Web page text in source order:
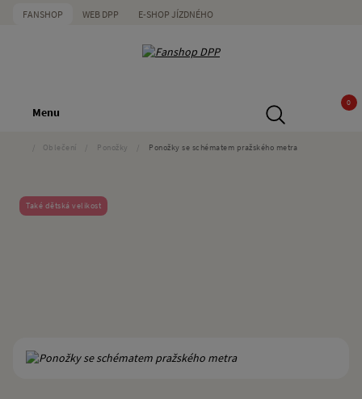
FANSHOP WEB DPP E-SHOP JÍZDNÉHO
Menu
0
Oblečení Ponožky Ponožky se schématem pražského metra
Také dětská velikost